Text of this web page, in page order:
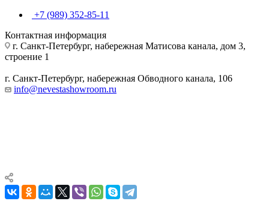
Набережная Матисова канала, 3
+7 (989) 352-85-11
Контактная информация
г. Санкт-Петербург, набережная Матисова канала, дом 3,
строение 1
г. Санкт-Петербург, набережная Обводного канала, 106
info@nevestashowroom.ru